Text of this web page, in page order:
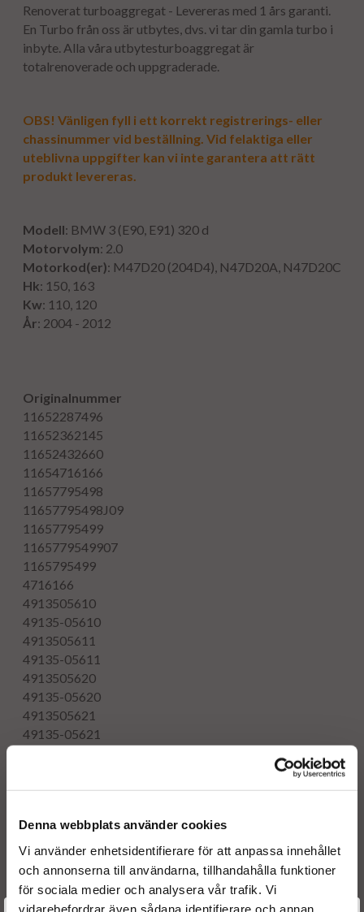
Denna webbplats använder cookies
Vi använder enhetsidentifierare för att anpassa innehållet
och annonserna till användarna, tillhandahålla funktioner
för sociala medier och analysera vår trafik. Vi
vidarebefordrar även sådana identifierare och annan
Renoverat turboaggregat - Levereras med 1 års garanti.
En Turbo från oss är utbytes, dvs. vi tar din gamla turbo i
inbyte. Alla våra utbytesturboaggregat är
totalrenoverade och uppgraderade.
OBS! Vänligen fyll i ett korrekt registrerings- eller
chassinummer vid beställning. Vid felaktiga eller
uteblivna uppgifter kan vi inte garantera att rätt
produkt levereras.
Modell: BMW 3 (E90, E91) 320 d
Motorvolym: 2.0
Motorkod(er): M47D20 (204D4), N47D20A, N47D20C
Hk: 150, 163
Kw: 110, 120
År: 2004 - 2012
Originalnummer
11652287496
11652362145
11652432660
11654716166
11657795498
11657795498J09
11657795499
1165779549907
1165795499
4716166
4913505610
49135-05610
4913505611
49135-05611
4913505620
49135-05620
4913505621
49135-05621
4913505631
4913505640
49135-05640
4913505641
49135-05641
4913505650